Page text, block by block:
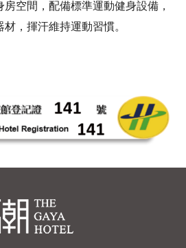
空間，配備標準運動健身設備，
，揮汗維持運動習慣。